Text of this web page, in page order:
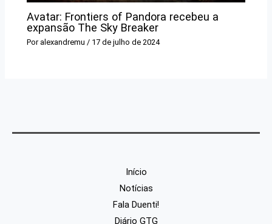
Avatar: Frontiers of Pandora recebeu a
expansão The Sky Breaker
Por alexandremu / 17 de julho de 2024
Início
Notícias
Fala Duenti!
Diário GTG